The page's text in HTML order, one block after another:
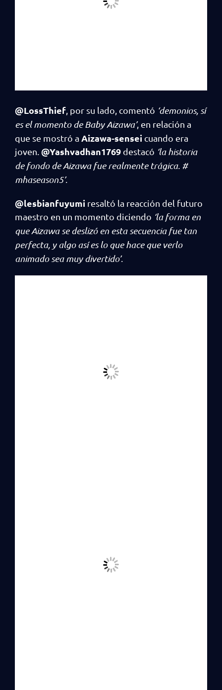
@LossThief , por su lado, comentó ‘demonios, sí
es el momento de Baby Aizawa’, en relación a
que se mostró a Aizawa-sensei cuando era
joven. @Yashvadhan1769 destacó ‘la historia
de fondo de Aizawa fue realmente trágica. #
mhaseason5’.
@lesbianfuyumi resaltó la reacción del futuro
maestro en un momento diciendo ‘la forma en
que Aizawa se deslizó en esta secuencia fue tan
perfecta, y algo así es lo que hace que verlo
animado sea muy divertido’.